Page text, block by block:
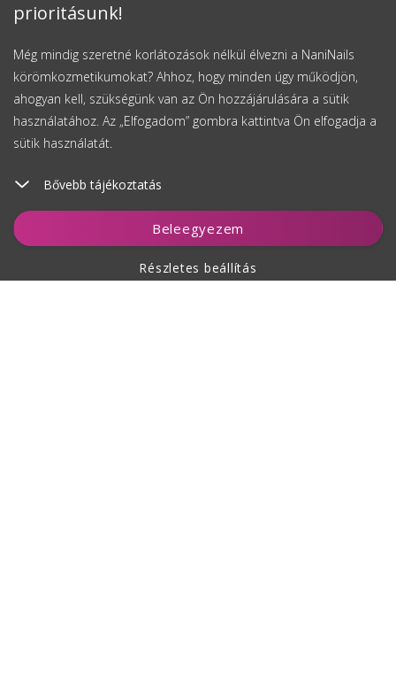
prioritásunk!
Még mindig szeretné korlátozások nélkül élvezni a NaniNails
körömkozmetikumokat? Ahhoz, hogy minden úgy működjön,
ahogyan kell, szükségünk van az Ön hozzájárulására a sütik
használatához. Az „Elfogadom” gombra kattintva Ön elfogadja a
sütik használatát.
Bővebb tájékoztatás
Beleegyezem
Részletes beállítás
Kosárhoz ad